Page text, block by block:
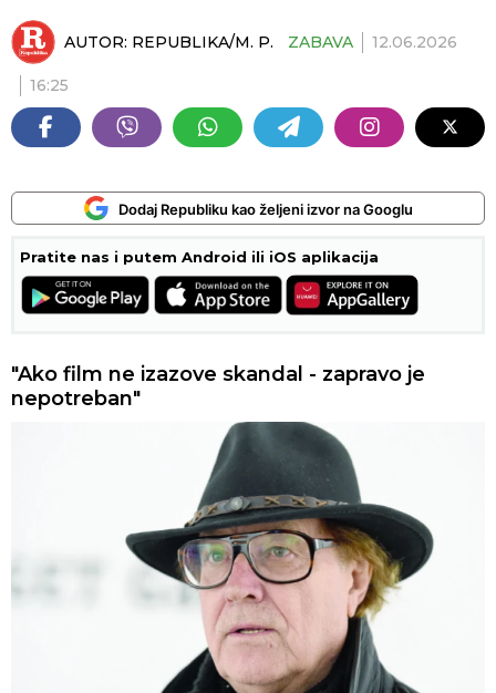
AUTOR: REPUBLIKA/M. P. ZABAVA 12.06.2026
16:25
Dodaj Republiku kao željeni izvor na Googlu
Pratite nas i putem Android ili iOS aplikacija
"Ako film ne izazove skandal - zapravo je
nepotreban"